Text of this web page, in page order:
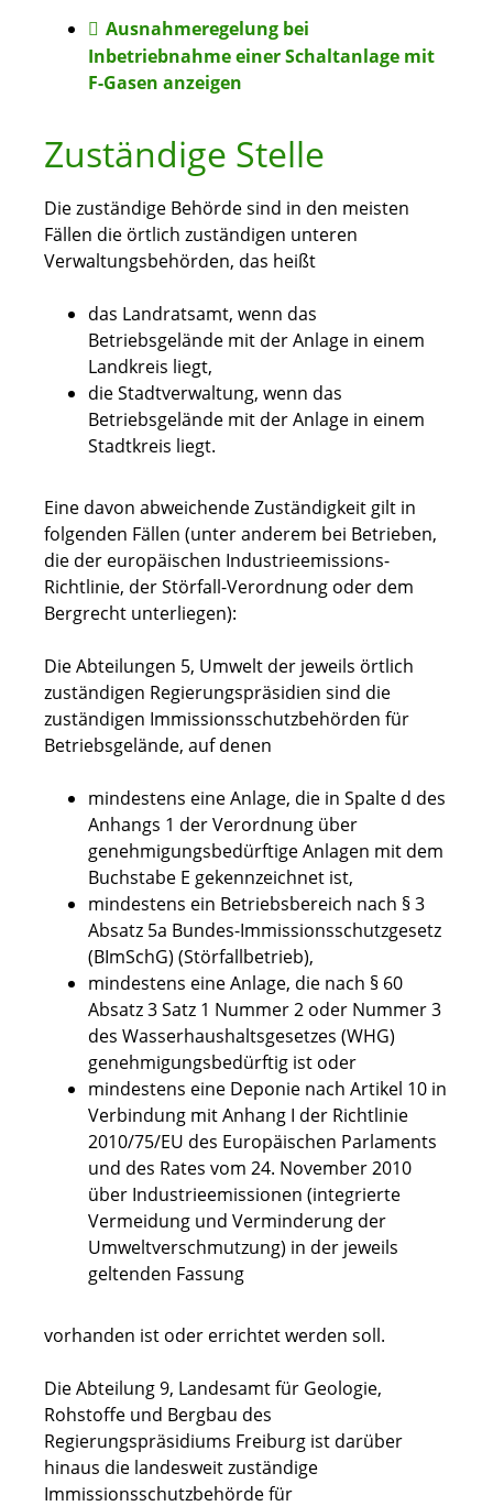
Ausnahmeregelung bei
Inbetriebnahme einer Schaltanlage mit
F-Gasen anzeigen
Zuständige Stelle
Die zuständige Behörde sind in den meisten
Fällen die örtlich zuständigen unteren
Verwaltungsbehörden, das heißt
das Landratsamt, wenn das
Betriebsgelände mit der Anlage in einem
Landkreis liegt,
die Stadtverwaltung, wenn das
Betriebsgelände mit der Anlage in einem
Stadtkreis liegt.
Eine davon abweichende Zuständigkeit gilt in
folgenden Fällen (unter anderem bei Betrieben,
die der europäischen Industrieemissions-
Richtlinie, der Störfall-Verordnung oder dem
Bergrecht unterliegen):
Die Abteilungen 5, Umwelt der jeweils örtlich
zuständigen Regierungspräsidien sind die
zuständigen Immissionsschutzbehörden für
Betriebsgelände, auf denen
mindestens eine Anlage, die in Spalte d des
Anhangs 1 der Verordnung über
genehmigungsbedürftige Anlagen mit dem
Buchstabe E gekennzeichnet ist,
mindestens ein Betriebsbereich nach § 3
Absatz 5a Bundes-Immissionsschutzgesetz
(BImSchG) (Störfallbetrieb),
mindestens eine Anlage, die nach § 60
Absatz 3 Satz 1 Nummer 2 oder Nummer 3
des Wasserhaushaltsgesetzes (WHG)
genehmigungsbedürftig ist oder
mindestens eine Deponie nach Artikel 10 in
Verbindung mit Anhang I der Richtlinie
2010/75/EU des Europäischen Parlaments
und des Rates vom 24. November 2010
über Industrieemissionen (integrierte
Vermeidung und Verminderung der
Umweltverschmutzung) in der jeweils
geltenden Fassung
vorhanden ist oder errichtet werden soll.
Die Abteilung 9, Landesamt für Geologie,
Rohstoffe und Bergbau des
Regierungspräsidiums Freiburg ist darüber
hinaus die landesweit zuständige
Immissionsschutzbehörde für